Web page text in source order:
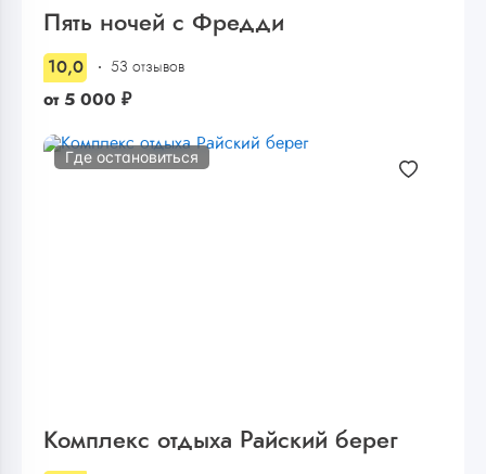
Пять ночей с Фредди
10,0 53 отзывов
от 5 000 ₽
Где остановиться
Комплекс отдыха Райский берег